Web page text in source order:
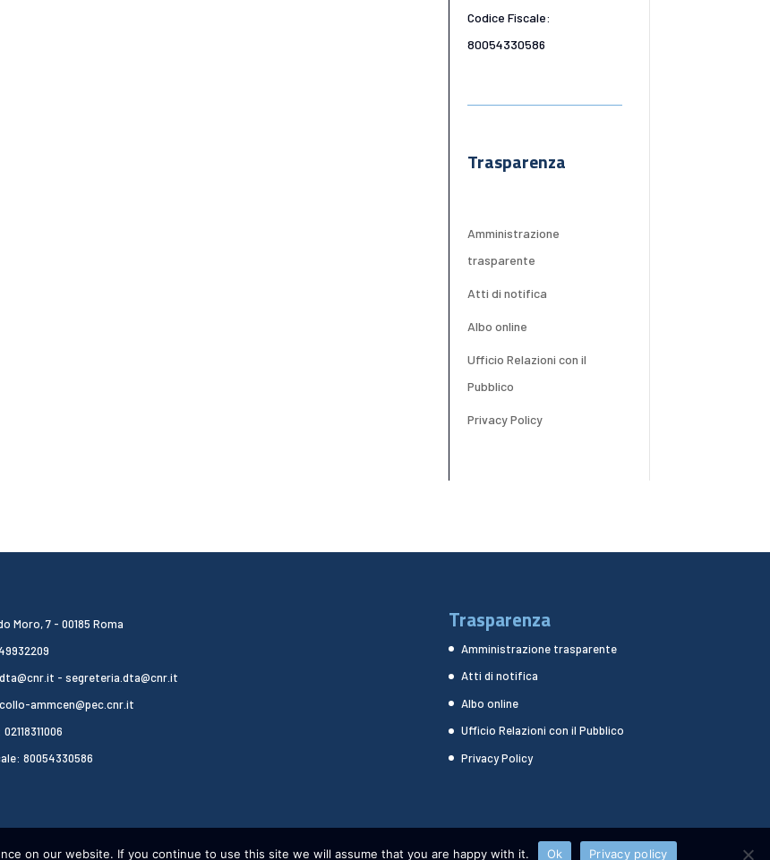
Codice Fiscale:
80054330586
Trasparenza
Amministrazione
trasparente
Atti di notifica
Albo online
Ufficio Relazioni con il
Pubblico
Privacy Policy
Moro, 7 - 00185 Roma
- segreteria.dta@cnr.it
ammcen@pec.cnr.it
80054330586
Trasparenza
Amministrazione trasparente
Atti di notifica
Albo online
Ufficio Relazioni con il Pubblico
Privacy Policy
on our website. If you continue to use this site we will assume that you are happy with it. Ok Privacy policy